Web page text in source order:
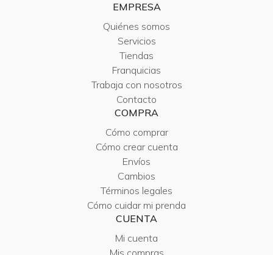
EMPRESA
Quiénes somos
Servicios
Tiendas
Franquicias
Trabaja con nosotros
Contacto
COMPRA
Cómo comprar
Cómo crear cuenta
Envíos
Cambios
Términos legales
Cómo cuidar mi prenda
CUENTA
Mi cuenta